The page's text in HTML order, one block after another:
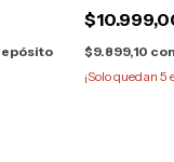
$9.899,10 con
¡Solo quedan 5